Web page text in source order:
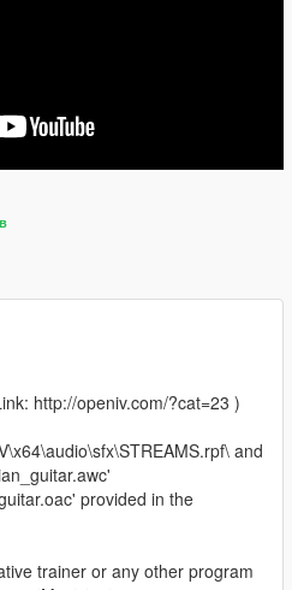
http://openiv.com/?cat=23 )
and
provided in the
trainer or any other program